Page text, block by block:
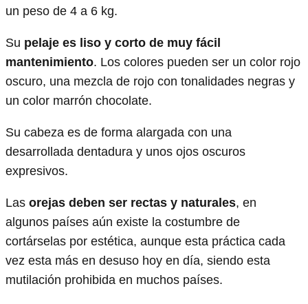
un peso de 4 a 6 kg.
Su pelaje es liso y corto de muy fácil
mantenimiento. Los colores pueden ser un color rojo
oscuro, una mezcla de rojo con tonalidades negras y
un color marrón chocolate.
Su cabeza es de forma alargada con una
desarrollada dentadura y unos ojos oscuros
expresivos.
Las orejas deben ser rectas y naturales, en
algunos países aún existe la costumbre de
cortárselas por estética, aunque esta práctica cada
vez esta más en desuso hoy en día, siendo esta
mutilación prohibida en muchos países.